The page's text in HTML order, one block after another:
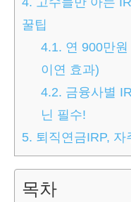
꿀팁
4.1. 연 900만
이연 효과)
4.2. 금융사별
닌 필수!
5. 퇴직연금IRP, 자
목차